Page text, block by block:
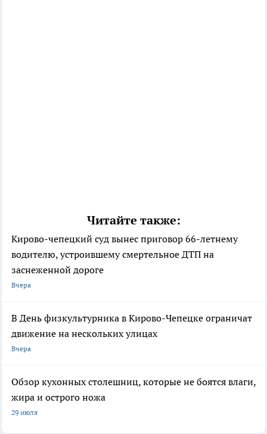
Читайте также:
Кирово-чепецкий суд вынес приговор 66-летнему
водителю, устроившему смертельное ДТП на
заснеженной дороге
Вчера
В День физкультурника в Кирово-Чепецке ограничат
движение на нескольких улицах
Вчера
Обзор кухонных столешниц, которые не боятся влаги,
жира и острого ножа
29 июля